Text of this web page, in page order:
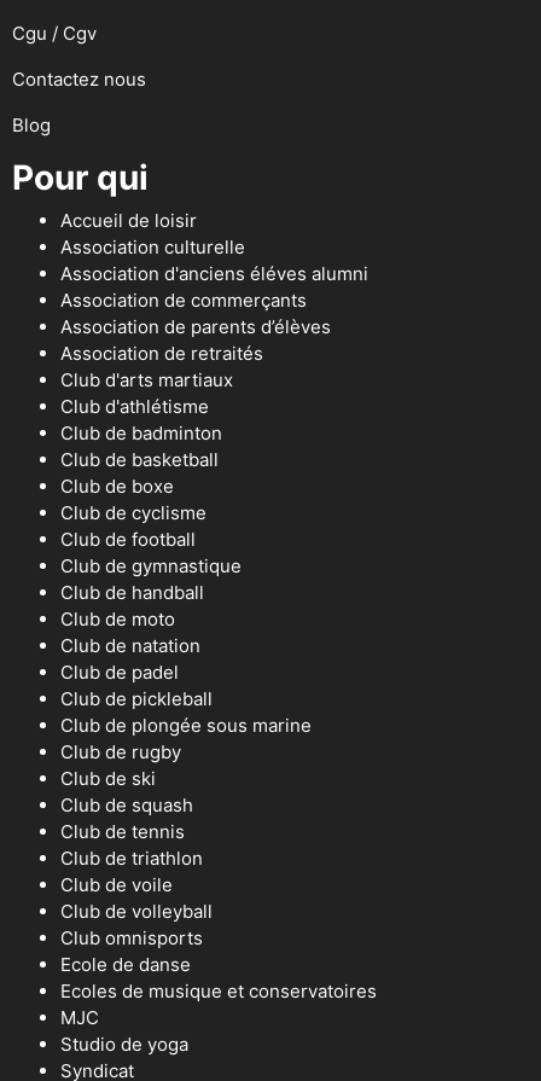
Cgu / Cgv
Contactez nous
Blog
Pour qui
Accueil de loisir
Association culturelle
Association d'anciens éléves alumni
Association de commerçants
Association de parents d’élèves
Association de retraités
Club d'arts martiaux
Club d'athlétisme
Club de badminton
Club de basketball
Club de boxe
Club de cyclisme
Club de football
Club de gymnastique
Club de handball
Club de moto
Club de natation
Club de padel
Club de pickleball
Club de plongée sous marine
Club de rugby
Club de ski
Club de squash
Club de tennis
Club de triathlon
Club de voile
Club de volleyball
Club omnisports
Ecole de danse
Ecoles de musique et conservatoires
MJC
Studio de yoga
Syndicat